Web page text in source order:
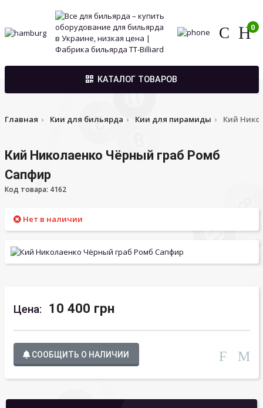
0
КАТАЛОГ ТОВАРОВ
Главная Кии для бильярда Кии для пирамиды Кий
Кий Николаенко Чёрный граб Ромб
Сапфир
Код товара: 4162
Нет в наличии
Цена: 10 400 грн
СООБЩИТЬ О НАЛИЧИИ